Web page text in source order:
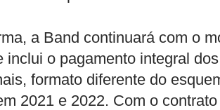
a Band continuará com o
inclui o pagamento integral
formato diferente do
2021 e 2022. Com o